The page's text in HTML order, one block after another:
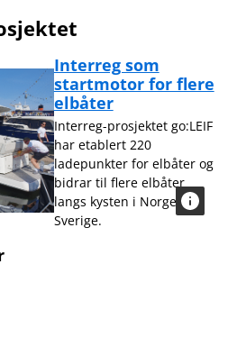
Interreg som
startmotor for flere
elbåter
Interreg-prosjektet go:LEIF
har etablert 220
ladepunkter for elbåter og
bidrar til flere elbåter
langs kysten i Norge og
Sverige.